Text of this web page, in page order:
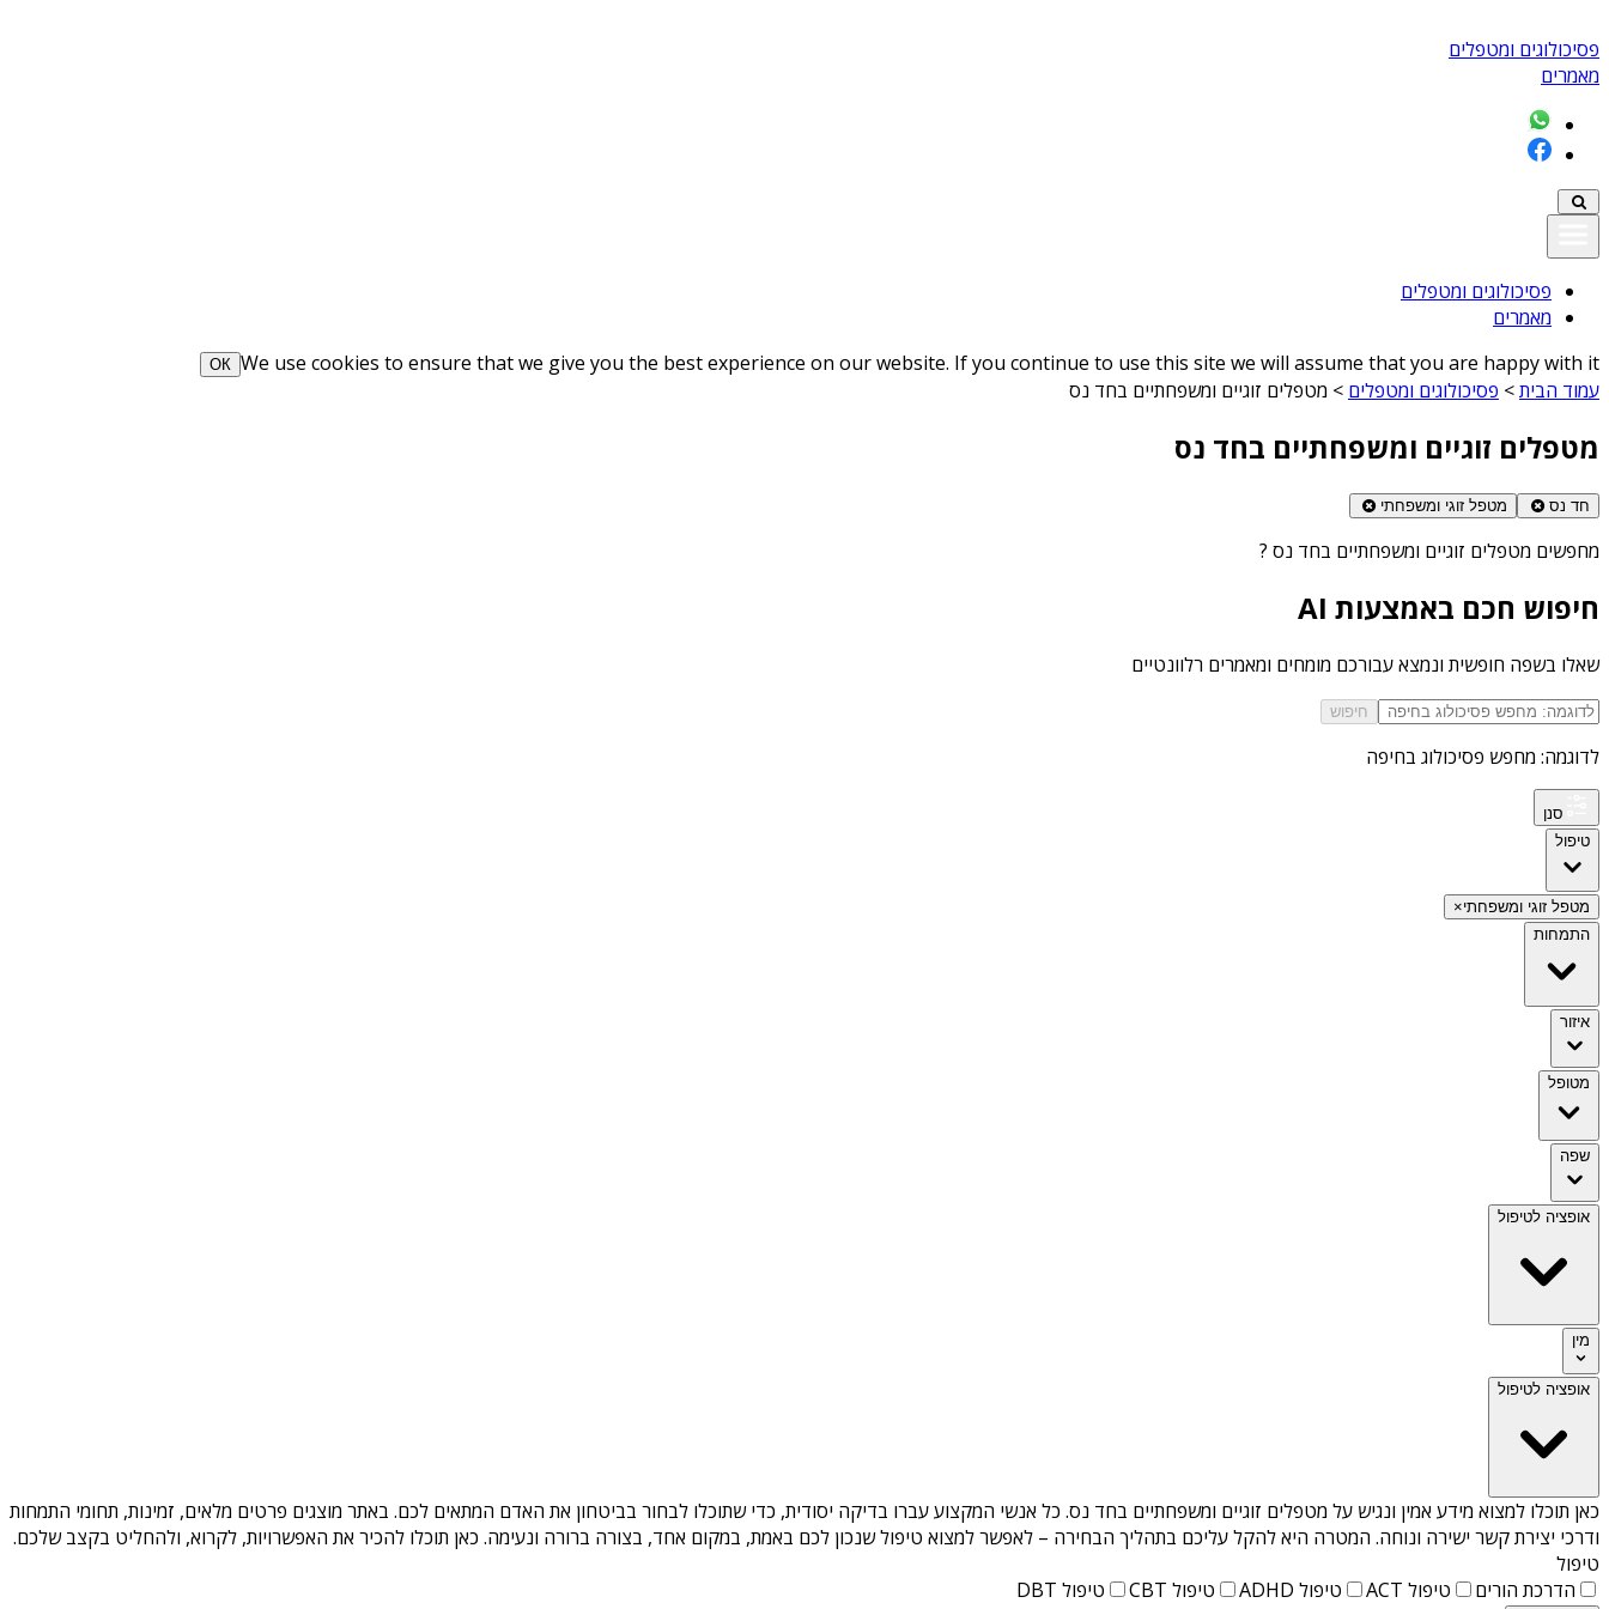
פסיכולוגים ומטפלים
מאמרים
פסיכולוגים ומטפלים
מאמרים
We use cookies to ensure that we give you the best experience on our website. If you continue to use this site we will assume that you are happy with it
ОК
עמוד הבית> פסיכולוגים ומטפלים > מטפלים זוגיים ומשפחתיים בחד נס
מטפלים זוגיים ומשפחתיים בחד נס
חד נס מטפל זוגי ומשפחתי
מחפשים מטפלים זוגיים ומשפחתיים בחד נס ?
חיפוש חכם באמצעות AI
שאלו בשפה חופשית ונמצא עבורכם מומחים ומאמרים רלוונטיים
חיפוש
לדוגמה: מחפש פסיכולוג בחיפה
סנן
טיפול
מטפל זוגי ומשפחתי×
התמחות
איזור
מטופל
שפה
אופציה לטיפול
מין
אופציה לטיפול
כאן תוכלו למצוא מידע אמין ונגיש על מטפלים זוגיים ומשפחתיים בחד נס. כל אנשי המקצוע עברו בדיקה יסודית, כדי שתוכלו לבחור בביטחון את האדם המתאים לכם. באתר מוצגים פרטים מלאים, זמינות, תחומי התמחות
ודרכי יצירת קשר ישירה ונוחה. המטרה היא להקל עליכם בתהליך הבחירה – לאפשר למצוא טיפול שנכון לכם באמת, במקום אחד, בצורה ברורה ונעימה. כאן תוכלו להכיר את האפשרויות, לקרוא, ולהחליט בקצב שלכם.
טיפול
הדרכת הורים
טיפול ACT טיפול ADHD טיפול CBT טיפול DBT